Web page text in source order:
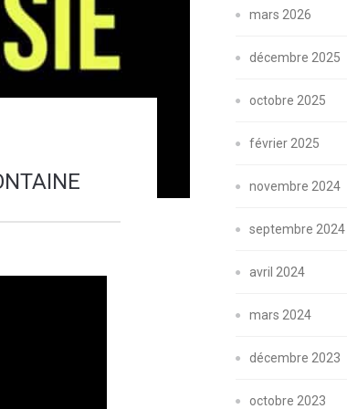
mars 2026
décembre 2025
octobre 2025
février 2025
novembre 2024
septembre 2024
avril 2024
mars 2024
décembre 2023
octobre 2023